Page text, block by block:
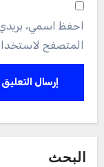
احفظ اسمي، بريدي
المتصفح
البحث